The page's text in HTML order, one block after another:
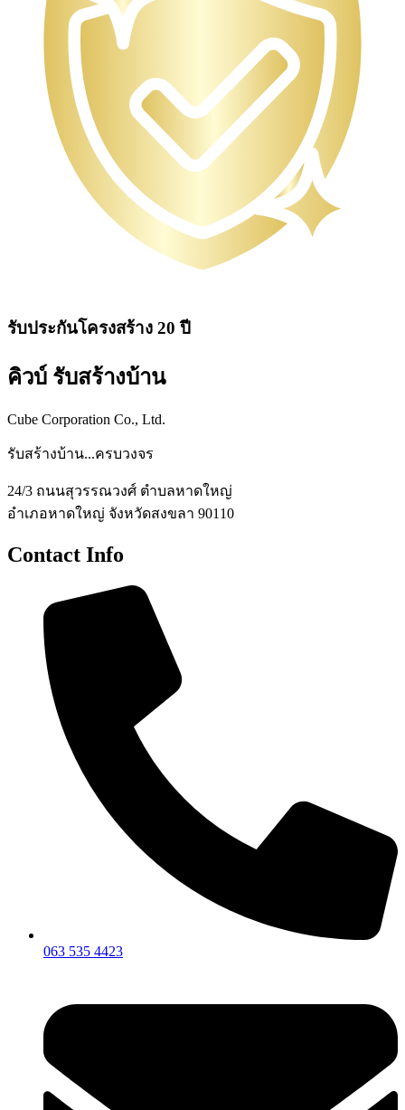
รับประกันโครงสร้าง 20 ปี
คิวบ์ รับสร้างบ้าน
Cube Corporation Co., Ltd.
รับสร้างบ้าน...ครบวงจร
24/3 ถนนสุวรรณวงศ์ ตำบลหาดใหญ่
อำเภอหาดใหญ่ จังหวัดสงขลา 90110
Contact Info
063 535 4423